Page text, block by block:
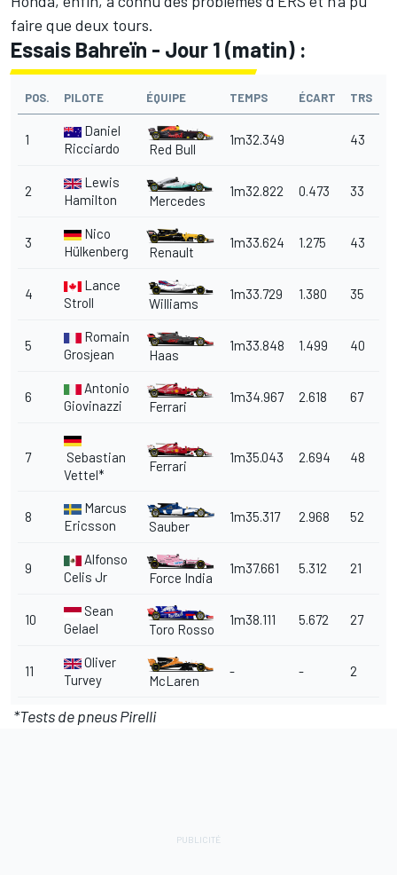
faire que deux tours.
Essais Bahreïn - Jour 1 (matin) :
POS. PILOTE ÉQUIPE TEMPS ÉCART TRS
1
Daniel
Ricciardo
Red Bull
1m32.349 43
2
Lewis
Hamilton
Mercedes
1m32.822 0.473 33
3
Nico
Hülkenberg
Renault
1m33.624 1.275 43
4
Lance
Stroll
Williams
1m33.729 1.380 35
5
Romain
Grosjean
Haas
1m33.848 1.499 40
6
Antonio
Giovinazzi
Ferrari
1m34.967 2.618 67
7
Sebastian
Vettel*
Ferrari
1m35.043 2.694 48
8
Marcus
Ericsson
Sauber
1m35.317 2.968 52
9
Alfonso
Celis Jr
Force India
1m37.661 5.312 21
10
Sean
Gelael
Toro Rosso
1m38.111 5.672 27
11
Oliver
Turvey
McLaren
- - 2
*Tests de pneus Pirelli